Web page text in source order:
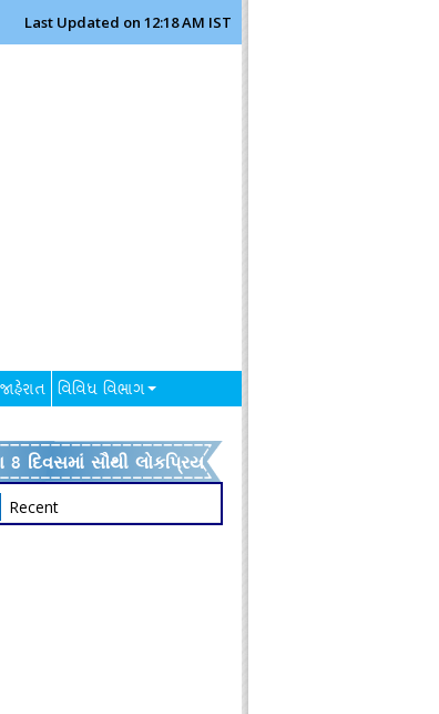
Last Updated on 12:18 AM IST
જાહેરાત વિવિધ વિભાગ
8 દિવસમાં સૌથી લોકપ્રિય
Recent